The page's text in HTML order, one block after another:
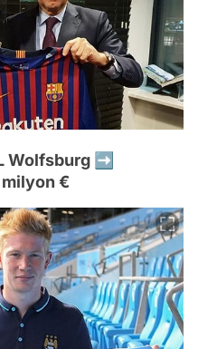
Wolfsburg ➡️
€